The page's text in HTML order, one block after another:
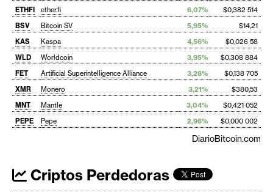
ETHFI
ether.fi 6,07%
$0,382 514
BSV
Bitcoin SV 5,95%
$14,21
KAS
Kaspa 4,56%
$0,026 58
WLD
Worldcoin 3,95%
$0,308 884
FET
Artificial Superintelligence Alliance 3,28%
$0,138 705
XMR
Monero 3,21%
$380,53
MNT
Mantle 3,04%
$0,421 052
PEPE
Pepe 2,96% $0,000 002
DiarioBitcoin.com
Criptos Perdedoras